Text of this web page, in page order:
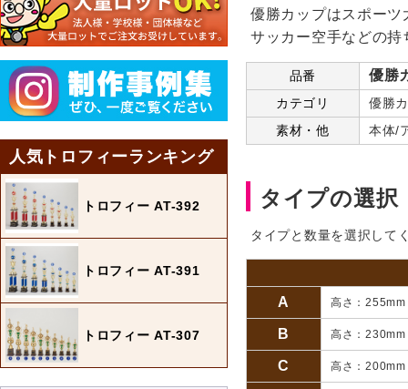
優勝カップはスポー
サッカー空手などの
品番 優勝
カテゴリ
優勝
素材・他
本体/
タイプの選択
タイプと数量を選択して
A 高さ：
B 高さ：
C 高さ：
人気トロフィーランキング
トロフィー AT-392
トロフィー AT-391
トロフィー AT-307